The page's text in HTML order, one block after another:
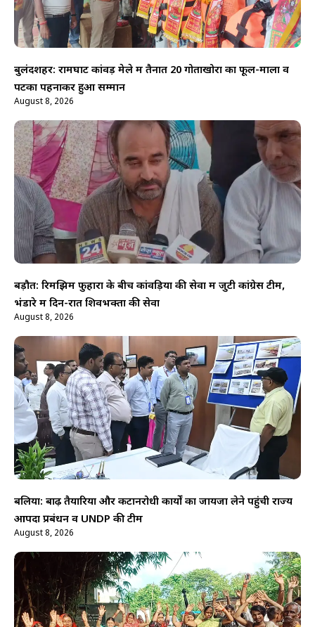
बुलंदशहर: रामघाट कांवड़ मेले में तैनात 20 गोताखोरों का फूल-माला व
पटका पहनाकर हुआ सम्मान
August 8, 2026
बड़ौत: रिमझिम फुहारों के बीच कांवड़ियों की सेवा में जुटी कांग्रेस टीम,
भंडारे में दिन-रात शिवभक्तों की सेवा
August 8, 2026
बलिया: बाढ़ तैयारियों और कटानरोधी कार्यों का जायजा लेने पहुंची राज्य
आपदा प्रबंधन व UNDP की टीम
August 8, 2026